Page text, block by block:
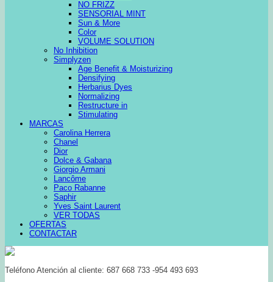
NO FRIZZ
SENSORIAL MINT
Sun & More
Color
VOLUME SOLUTION
No Inhibition
Simplyzen
Age Benefit & Moisturizing
Densifying
Herbarius Dyes
Normalizing
Restructure in
Stimulating
MARCAS
Carolina Herrera
Chanel
Dior
Dolce & Gabana
Giorgio Armani
Lancôme
Paco Rabanne
Saphir
Yves Saint Laurent
VER TODAS
OFERTAS
CONTACTAR
Teléfono Atención al cliente: 687 668 733 -954 493 693